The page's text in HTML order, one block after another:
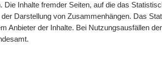
Inhalte fremder Seiten, auf die das
Darstellung von Zusammenhängen. Das
Anbieter der Inhalte. Bei Nutzungsausfällen der